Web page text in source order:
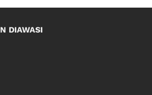
DIAWASI